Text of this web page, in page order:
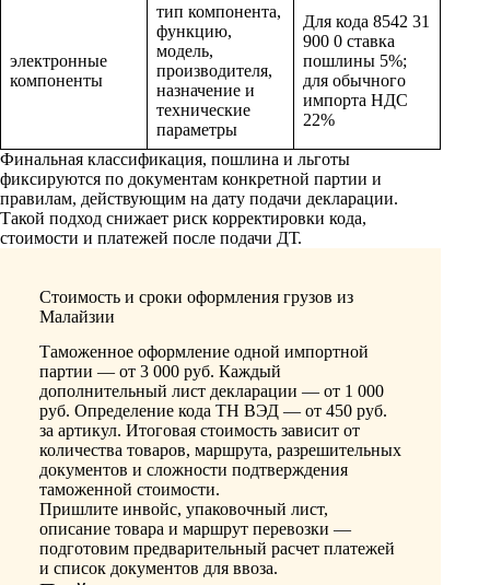
электронные
компоненты
тип компонента,
функцию,
модель,
производителя,
назначение и
технические
параметры
Для кода 8542 31
900 0 ставка
пошлины 5%;
для обычного
импорта НДС
22%
Финальная классификация, пошлина и льготы
фиксируются по документам конкретной партии и
правилам, действующим на дату подачи декларации.
Такой подход снижает риск корректировки кода,
стоимости и платежей после подачи ДТ.
Стоимость и сроки оформления грузов из
Малайзии
Таможенное оформление одной импортной
партии — от 3 000 руб. Каждый
дополнительный лист декларации — от 1 000
руб. Определение кода ТН ВЭД — от 450 руб.
за артикул. Итоговая стоимость зависит от
количества товаров, маршрута, разрешительных
документов и сложности подтверждения
таможенной стоимости.
Пришлите инвойс, упаковочный лист,
описание товара и маршрут перевозки —
подготовим предварительный расчет платежей
и список документов для ввоза.